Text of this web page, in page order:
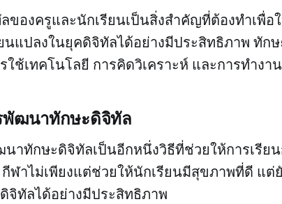
องครูและนักเรียนเป็นสิ่งสำคัญที่ต้องทำเพื่อ
นแปลงในยุคดิจิทัลได้อย่างมีประสิทธิภาพ ทัก
ช้เทคโนโลยี การคิดวิเคราะห์ และการทำงา
พัฒนาทักษะดิจิทัล
าทักษะดิจิทัลเป็นอีกหนึ่งวิธีที่ช่วยให้การเรีย
ฬาไม่เพียงแต่ช่วยให้นักเรียนมีสุขภาพที่ดี แต่
ทัลได้อย่างมีประสิทธิภาพ